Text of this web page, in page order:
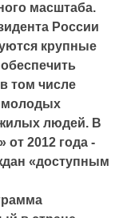
масштаба.
России
крупные
том числе
молодых
людей. В
от 2012 года -
«доступным